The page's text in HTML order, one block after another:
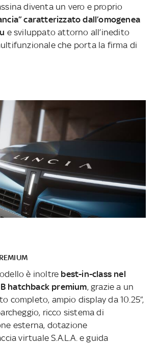
diventa un vero e proprio
caratterizzato dall’omogenea
e sviluppato attorno all’inedito
che porta la firma di
è inoltre best-in-class nel
hatchback premium, grazie a un
completo, ampio display da 10.25”,
ricco sistema di
esterna, dotazione
virtuale S.A.L.A. e guida